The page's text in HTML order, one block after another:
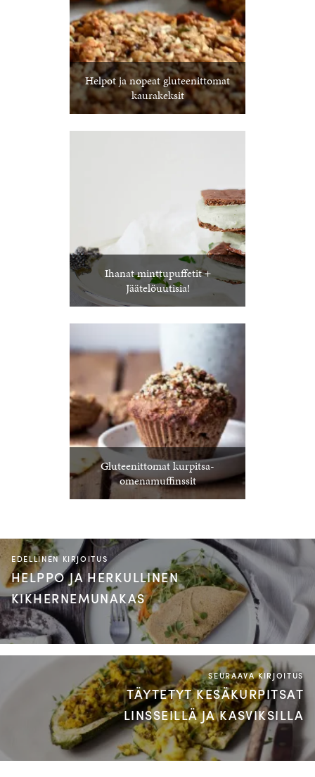
Helpot ja nopeat gluteenittomat
kaurakeksit
Ihanat minttupuffetit +
Jäätelöuutisia!
Gluteenittomat kurpitsa-
omenamuffinssit
EDELLINEN KIRJOITUS
HELPPO JA HERKULLINEN
KIKHERNEMUNAKAS
SEURAAVA KIRJOITUS
TÄYTETYT KESÄKURPITSAT
LINSSEILLÄ JA KASVIKSILLA